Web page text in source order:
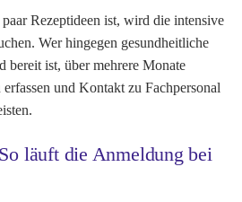
Rezeptideen ist, wird die intensive
Wer hingegen gesundheitliche
bereit ist, über mehrere Monate
und Kontakt zu Fachpersonal
läuft die Anmeldung bei